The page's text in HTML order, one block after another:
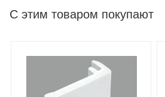
С этим товаром покупают